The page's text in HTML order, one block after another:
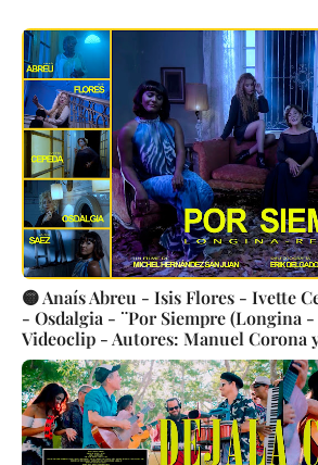
🟡 Anaís Abreu - Isis Flores - Ivette
- Osdalgia - ¨Por Siempre (Longina -
Videoclip - Autores: Manuel Corona
Director: Michel Hernández San